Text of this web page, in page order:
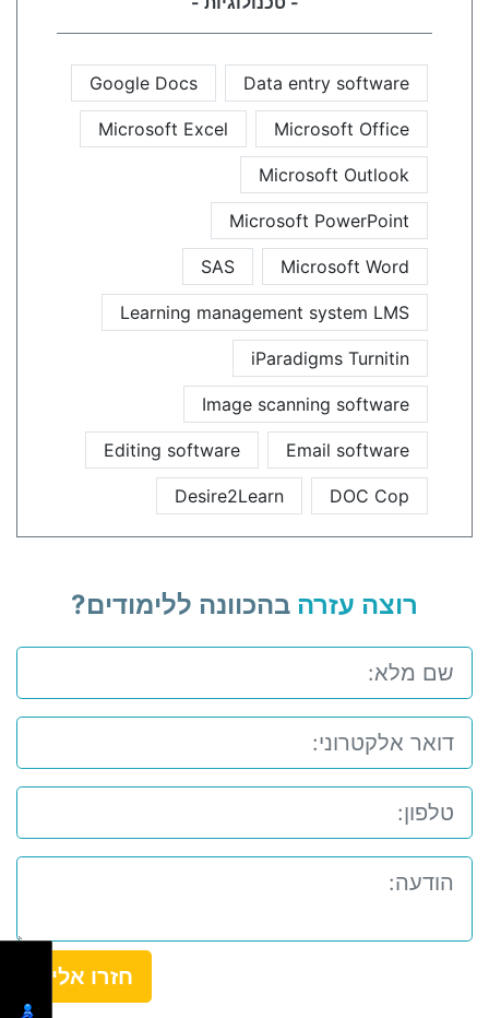
Data entry software
Google Docs
Microsoft Office
Microsoft Excel
Microsoft Outlook
Microsoft PowerPoint
Microsoft Word
SAS
Learning management system LMS
iParadigms Turnitin
Image scanning software
Email software
Editing software
DOC Cop
Desire2Learn
רוצה עזרה בהכוונה ללימודים?
חזרו אלי